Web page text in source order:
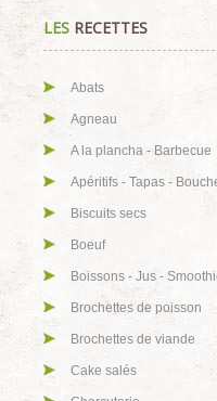
LES RECETTES
Abats
Agneau
A la plancha - Barbecue
Apéritifs - Tapas -
Biscuits secs
Boeuf
Boissons - Jus -
Brochettes de poisson
Brochettes de viande
Cake salés